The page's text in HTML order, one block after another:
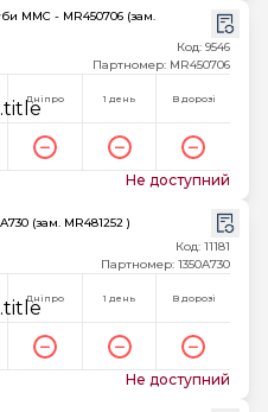
MMC - MR450706 (зам.
Код: 9546
Партномер: MR450706
Дніпро 1 день В дорозі
Не доступний
(зам. MR481252 )
Код: 11181
Партномер: 1350A730
Дніпро 1 день В дорозі
Не доступний